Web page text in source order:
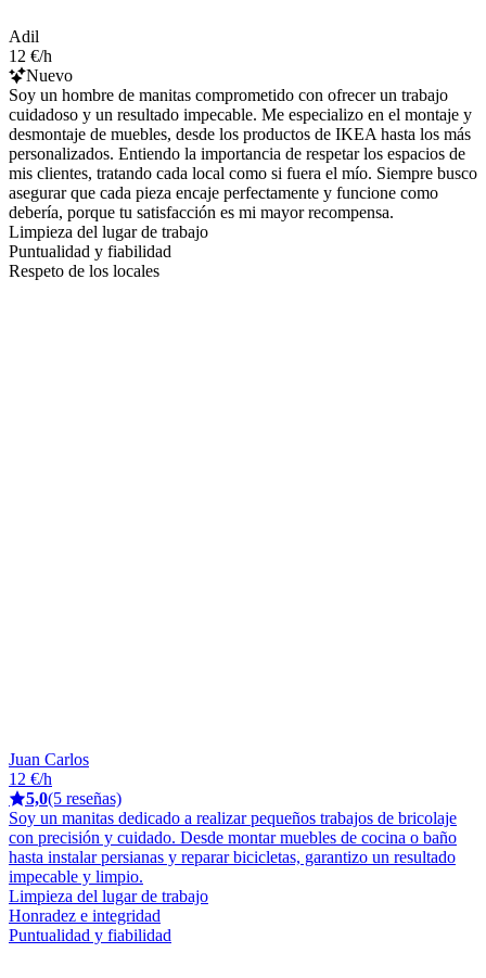
Adil
12 €/h
Nuevo
Soy un hombre de manitas comprometido con ofrecer un trabajo
cuidadoso y un resultado impecable. Me especializo en el montaje y
desmontaje de muebles, desde los productos de IKEA hasta los más
personalizados. Entiendo la importancia de respetar los espacios de
mis clientes, tratando cada local como si fuera el mío. Siempre busco
asegurar que cada pieza encaje perfectamente y funcione como
debería, porque tu satisfacción es mi mayor recompensa.
Limpieza del lugar de trabajo
Puntualidad y fiabilidad
Respeto de los locales
Juan Carlos
12 €/h
5,0(5 reseñas)
Soy un manitas dedicado a realizar pequeños trabajos de bricolaje
con precisión y cuidado. Desde montar muebles de cocina o baño
hasta instalar persianas y reparar bicicletas, garantizo un resultado
impecable y limpio.
Limpieza del lugar de trabajo
Honradez e integridad
Puntualidad y fiabilidad